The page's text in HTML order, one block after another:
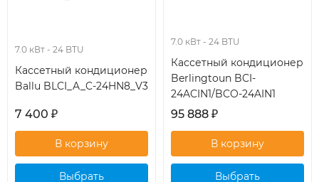
7.0 кВт - 24 BTU
Кассетный кондиционер
Ballu BLCI_A_C-24HN8_V3
7 400 ₽
Выбрать
7.0 кВт - 24 BTU
Кассетный кондиционер
Berlingtoun BCI-
24ACIN1/BCO-24AIN1
95 888 ₽
Выбрать